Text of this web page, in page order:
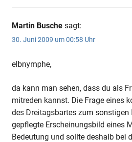
Martin Busche sagt:
30. Juni 2009 um 00:58 Uhr
elbnymphe,
da kann man sehen, dass du als
mitreden kannst. Die Frage eines
des Dreitagsbartes zum
gepflegte Erscheinungsbild eines
Bedeutung und sollte deshalb bei